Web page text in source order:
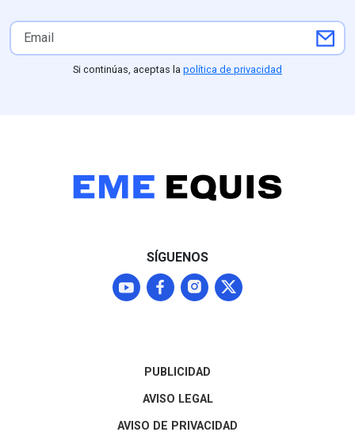
facturas, gastos de hasta 5
mil pesos diarios sin
comprobar, facturación de
comidas para terceros no
excesos y autocomisiones
autorizadas por el propio
de los habitantes vive en
pobreza y padece graves
Si continúas, aceptas la política de privacidad
SÍGUENOS
PUBLICIDAD
AVISO LEGAL
AVISO DE PRIVACIDAD